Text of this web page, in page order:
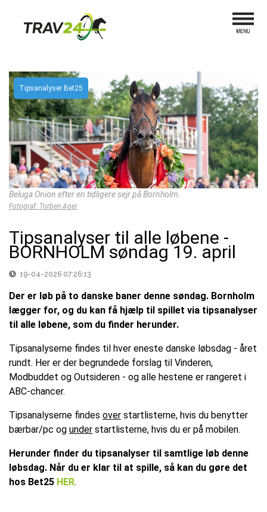
Tipsanalyser Bet25
Beluga Onion efter en tidligere sejr på Bornholm.
Fotograf: Torben Ager
Tipsanalyser til alle løbene -
BORNHOLM søndag 19. april
19-04-2026 07:26:13
Der er løb på to danske baner denne søndag. Bornholm
lægger for, og du kan få hjælp til spillet via tipsanalyser
til alle løbene, som du finder herunder.
Tipsanalyserne findes til hver eneste danske løbsdag - året
rundt. Her er der begrundede forslag til Vinderen,
Modbuddet og Outsideren - og alle hestene er rangeret i
ABC-chancer.
Tipsanalyserne findes over startlisterne, hvis du benytter
bærbar/pc og under startlisterne, hvis du er på mobilen.
Herunder finder du tipsanalyser til samtlige løb denne
løbsdag. Når du er klar til at spille, så kan du gøre det
hos Bet25 HER.